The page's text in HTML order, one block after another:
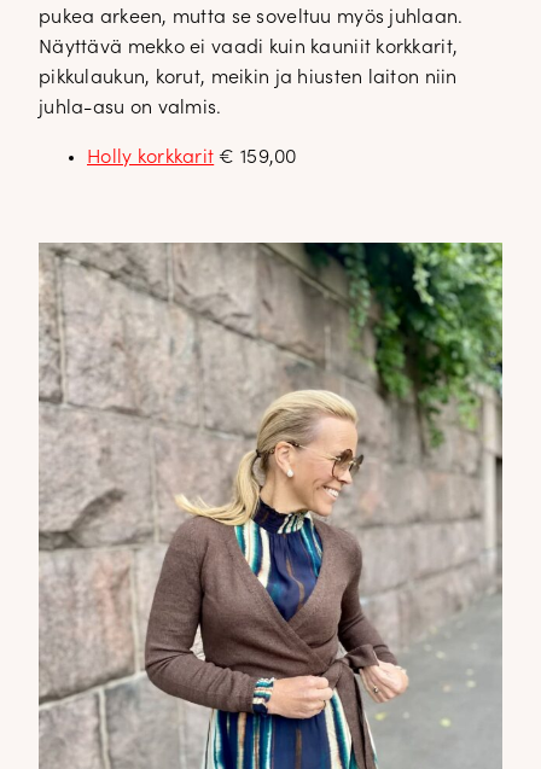
pukea arkeen, mutta se soveltuu myös juhlaan.
Näyttävä mekko ei vaadi kuin kauniit korkkarit,
pikkulaukun, korut, meikin ja hiusten laiton niin
juhla-asu on valmis.
Holly korkkarit € 159,00